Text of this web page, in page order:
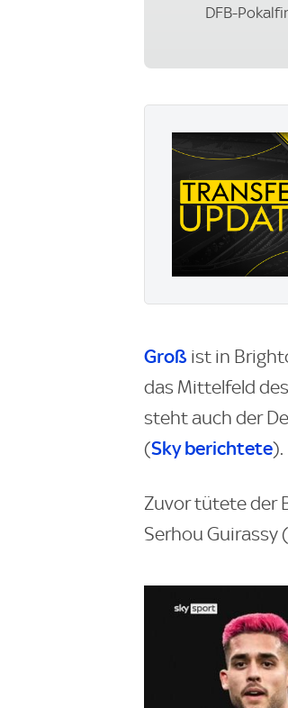
DFB-
Groß ist in
das Mittelfeld
steht auch der
(Skyberichtete).
Zuvor tütete der
Serhou Guirassy